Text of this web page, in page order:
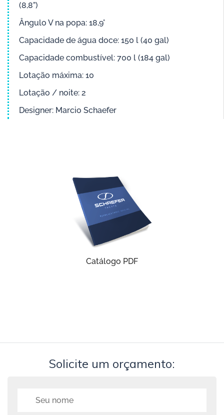
(8,8”)
Ângulo V na popa: 18,9°
Capacidade de água doce: 150 l (40 gal)
Capacidade combustível: 700 l (184 gal)
Lotação máxima: 10
Lotação / noite: 2
Designer: Marcio Schaefer
Catálogo PDF
Solicite um orçamento: